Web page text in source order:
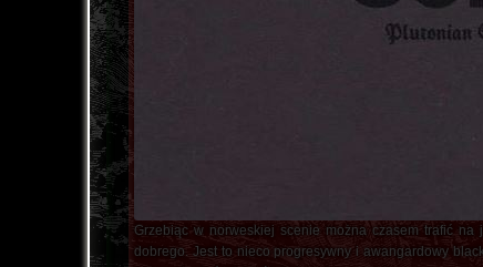
Grzebiąc w norweskiej scenie można czasem trafić na
dobrego. Jest to nieco progresywny i awangardowy